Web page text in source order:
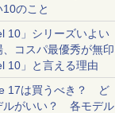
10のこと
10」シリーズいよい
、コスパ最優秀が無印
10」と言える理由
17は買うべき？ ど
ルがいい？ 各モデル